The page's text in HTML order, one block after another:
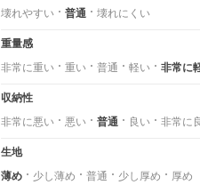
壊れやすい
普通 壊れにくい
重量感
非常に重い
重い 普通 軽い 非常に
収納性
非常に悪い
悪い 普通 良い 非常に
生地
薄め
少し薄め 普通 少し厚め 厚め